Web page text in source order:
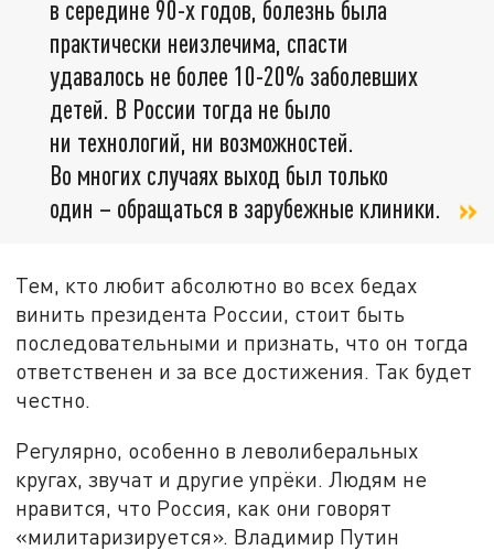
в середине 90-х годов, болезнь была
практически неизлечима, спасти
удавалось не более 10-20% заболевших
детей. В России тогда не было
ни технологий, ни возможностей.
Во многих случаях выход был только
один – обращаться в зарубежные клиники.
Тем, кто любит абсолютно во всех бедах
винить президента России, стоит быть
последовательными и признать, что он тогда
ответственен и за все достижения. Так будет
честно.
Регулярно, особенно в леволиберальных
кругах, звучат и другие упрёки. Людям не
нравится, что Россия, как они говорят
«милитаризируется». Владимир Путин